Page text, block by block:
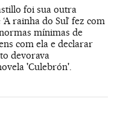
foi sua outra
rainha do Sul’ fez com
mínimas de
com ela e declarar
devorava
'Culebrón'.